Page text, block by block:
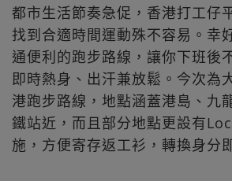
都市生活節奏急促，香港打工仔
找到合適時間運動殊不容易。幸
通便利的跑步路線，讓你下班後
即時熱身、出汗兼放鬆。今次為
港跑步路線，地點涵蓋港島、九
鐵站近，而且部分地點更設有
施，方便寄存返工衫，轉換身分